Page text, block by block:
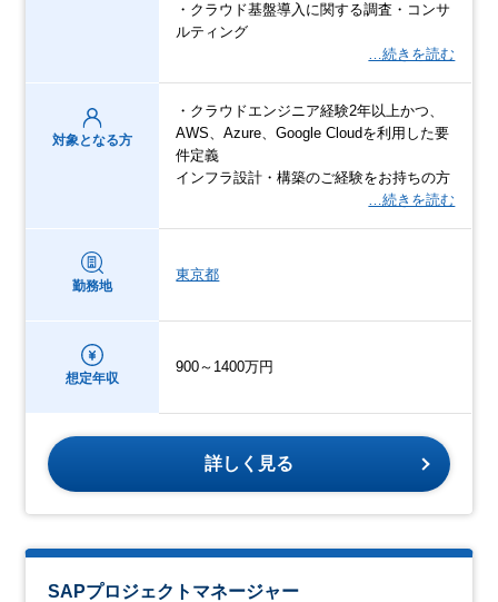
・クラウド基盤導入に関する調査・コンサ
ルティング
…続きを読む
対象となる方
・クラウドエンジニア経験2年以上かつ、
AWS、Azure、Google Cloudを利用した要
件定義
インフラ設計・構築のご経験をお持ちの方
…続きを読む
勤務地
東京都
想定年収
900～1400万円
詳しく見る
SAPプロジェクトマネージャー